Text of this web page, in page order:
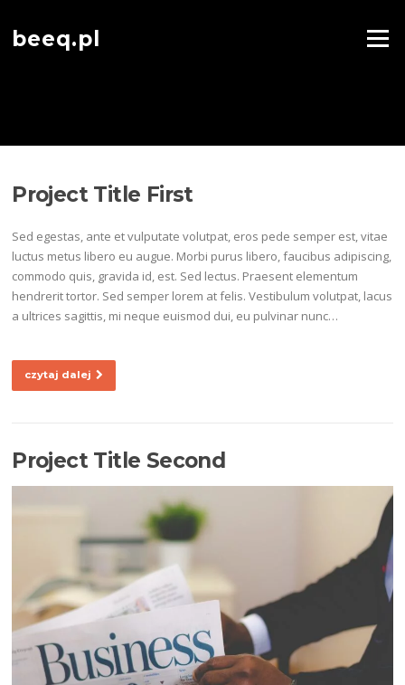
beeq.pl Menu
Project Title First
Sed egestas, ante et vulputate volutpat, eros pede semper est, vitae
luctus metus libero eu augue. Morbi purus libero, faucibus adipiscing,
commodo quis, gravida id, est. Sed lectus. Praesent elementum
hendrerit tortor. Sed semper lorem at felis. Vestibulum volutpat, lacus
a ultrices sagittis, mi neque euismod dui, eu pulvinar nunc…
czytaj dalej
Project Title Second